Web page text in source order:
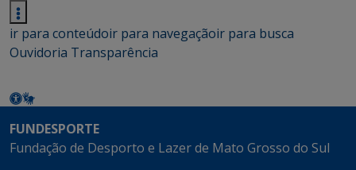
ir para conteúdoir para navegaçãoir para busca
Ouvidoria Transparência
FUNDESPORTE
Fundação de Desporto e Lazer de Mato Grosso do Sul